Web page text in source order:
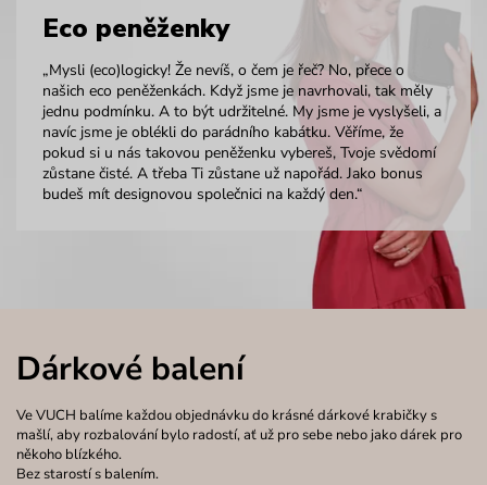
Eco peněženky
„Mysli (eco)logicky! Že nevíš, o čem je řeč? No, přece o
našich eco peněženkách. Když jsme je navrhovali, tak měly
jednu podmínku. A to být udržitelné. My jsme je vyslyšeli, a
navíc jsme je oblékli do parádního kabátku. Věříme, že
pokud si u nás takovou peněženku vybereš, Tvoje svědomí
zůstane čisté. A třeba Ti zůstane už napořád. Jako bonus
budeš mít designovou společnici na každý den.“
Dárkové balení
Ve VUCH balíme každou objednávku do krásné dárkové krabičky s
mašlí, aby rozbalování bylo radostí, ať už pro sebe nebo jako dárek pro
někoho blízkého.
Bez starostí s balením.